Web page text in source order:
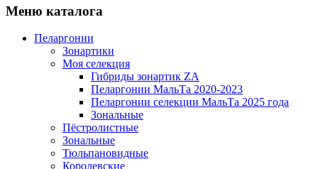
Меню каталога
Пеларгонии
Зонартики
Моя селекция
Гибриды зонартик ZA
Пеларгонии МальТа 2020-2023
Пеларгонии селекции МальТа 2025 года
Зональные
Пёстролистные
Зональные
Тюльпановидные
Королевские